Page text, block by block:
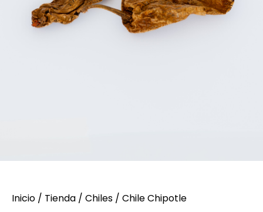
Inicio / Tienda / Chiles / Chile Chipotle